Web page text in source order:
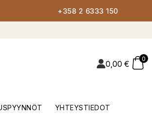
+358 2 6333 150
0,00 €
0
YHTEYSTIEDOT